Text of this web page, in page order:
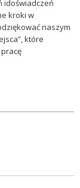
idoświadczeń
kroki w
naszym
które